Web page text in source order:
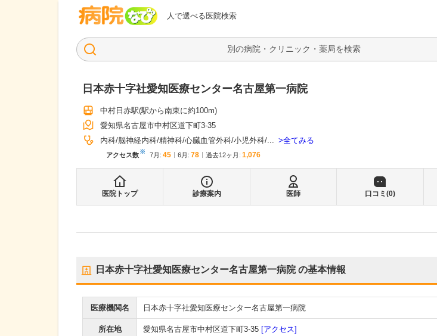
人で選べる医院検索
病院なび
検索
日本赤十字社愛知医療センター名古屋第一病院
中村日赤駅(駅から南東に約100m)
愛知県名古屋市中村区道下町3-35
内科 脳神経内科 精神科 心臓血管外科 小児外科 ... 全てみる
アクセス数※ 7月 : 45 6月 : 78 過去12ヶ月: 1,076
医院トップ 診療案内 医師 口コミ(0)
日本赤十字社愛知医療センター名古屋第一病院の基本情報
医療機関名 日本赤十字社愛知医療センター名古屋第一病院
所在地 愛知県名古屋市中村区道下町3-35 [アクセス]